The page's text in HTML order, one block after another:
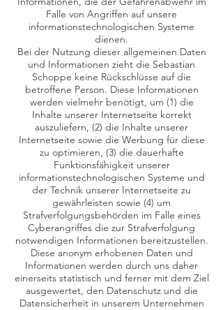
Falle von Angriffen auf unsere
informationstechnologischen Systeme
dienen.
Bei der Nutzung dieser allgemeinen Daten
und Informationen zieht die Sebastian
Schoppe keine Rückschlüsse auf die
betroffene Person. Diese Informationen
werden vielmehr benötigt, um (1) die
Inhalte unserer Internetseite korrekt
auszuliefern, (2) die Inhalte unserer
Internetseite sowie die Werbung für diese
zu optimieren, (3) die dauerhafte
Funktionsfähigkeit unserer
informationstechnologischen Systeme und
der Technik unserer Internetseite zu
gewährleisten sowie (4) um
Strafverfolgungsbehörden im Falle eines
Cyberangriffes die zur Strafverfolgung
notwendigen Informationen bereitzustellen.
Diese anonym erhobenen Daten und
Informationen werden durch uns daher
einerseits statistisch und ferner mit dem Ziel
ausgewertet, den Datenschutz und die
Datensicherheit in unserem Unternehmen